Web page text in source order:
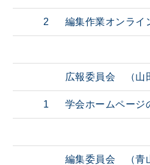
2 編集作業オンライ
広報委員会 （山
1 学会ホームページ
編集委員会 （青